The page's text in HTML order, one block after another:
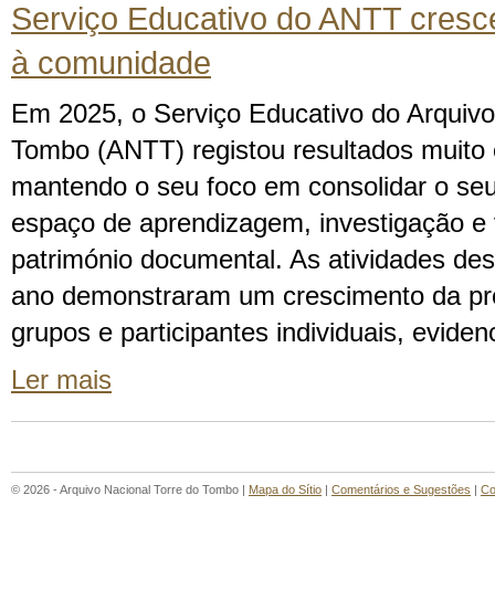
Serviço Educativo do ANTT
à comunidade
Em 2025, o Serviço Educativo do
Tombo (ANTT) registou resultados muito
mantendo o seu foco em consolidar o
espaço de aprendizagem, investigação
património documental. As atividades
ano demonstraram um crescimento da
grupos e participantes individuais,
Ler mais
© 2026 - Arquivo Nacional Torre do Tombo | Mapa do Sítio | Comentários e Sugestões |